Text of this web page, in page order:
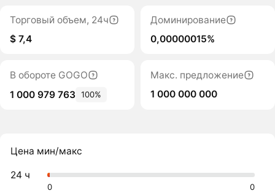
Торговый объем, 24ч
$ 7,4
Доминирование
0,00000015%
В обороте GOGO
1 000 979 763 100%
Макс. предложение
1 000 000 000
Цена мин/макс
24 ч
0 0